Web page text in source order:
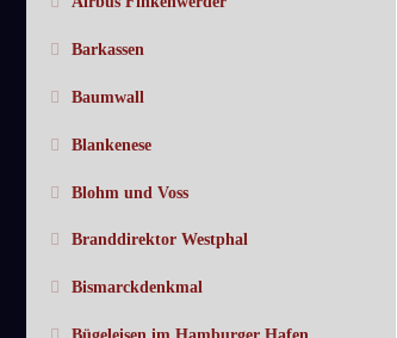
Barkassen
Baumwall
Blankenese
Blohm und Voss
Branddirektor Westphal
Bismarckdenkmal